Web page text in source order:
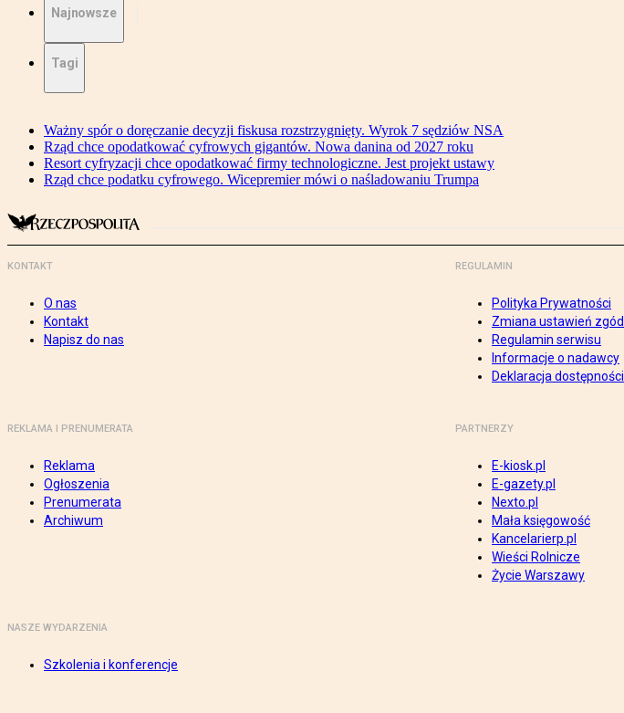
Najnowsze
Tagi
Ważny spór o doręczanie decyzji fiskusa rozstrzygnięty. Wyrok 7 sędziów NSA
Rząd chce opodatkować cyfrowych gigantów. Nowa danina od 2027 roku
Resort cyfryzacji chce opodatkować firmy technologiczne. Jest projekt ustawy
Rząd chce podatku cyfrowego. Wicepremier mówi o naśladowaniu Trumpa
KONTAKT
O nas
Kontakt
Napisz do nas
REGULAMIN
Polityka Prywatności
Zmiana ustawień zgód
Regulamin serwisu
Informacje o nadawcy
Deklaracja dostępności
REKLAMA I PRENUMERATA
Reklama
Ogłoszenia
Prenumerata
Archiwum
PARTNERZY
E-kiosk.pl
E-gazety.pl
Nexto.pl
Mała księgowość
Kancelarierp.pl
Wieści Rolnicze
Życie Warszawy
NASZE WYDARZENIA
Szkolenia i konferencje